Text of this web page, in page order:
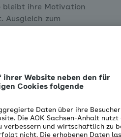
bleibt ihre Motivation
Ausgleich zum
Urlaub. Dabei zieht es sie
Schweden.
Versicherte
Anhalt